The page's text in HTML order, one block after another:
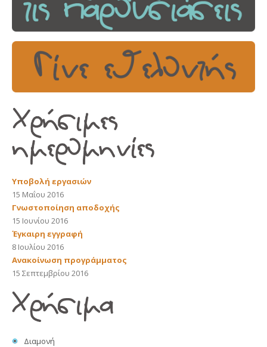
Υποβολή εργασιών
15 Μαΐου 2016
Γνωστοποίηση αποδοχής
15 Ιουνίου 2016
Έγκαιρη εγγραφή
8 Ιουλίου 2016
Ανακοίνωση προγράμματος
15 Σεπτεμβρίου 2016
Διαμονή